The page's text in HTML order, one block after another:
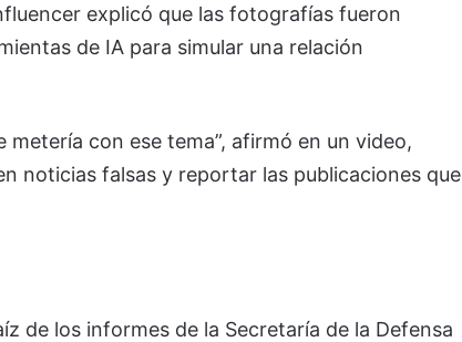
explicó que las fotografías fueron
de IA para simular una relación
metería con ese tema”, afirmó en un video,
noticias falsas y reportar las publicaciones que
de los informes de la Secretaría de la Defensa